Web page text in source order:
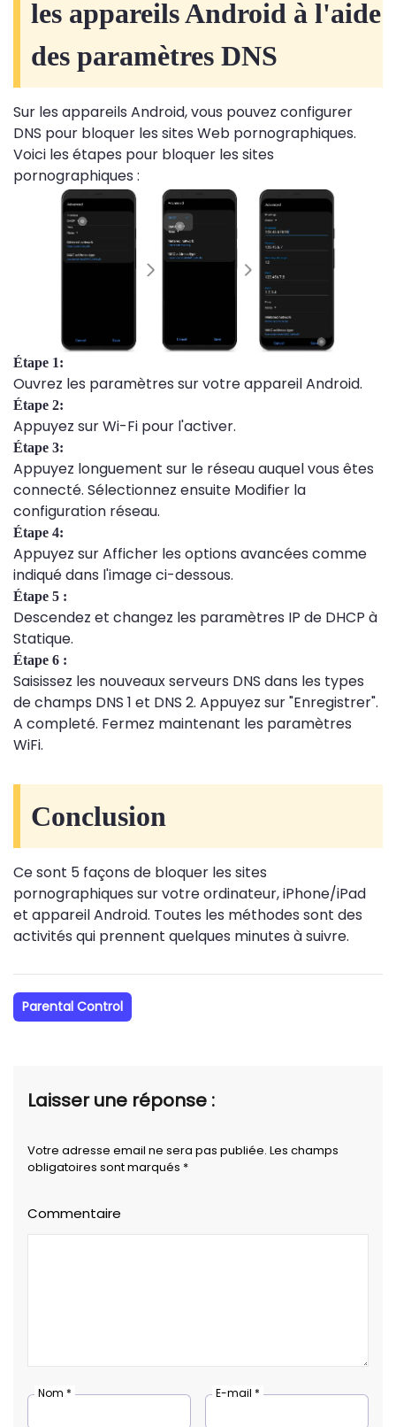
les appareils Android à l'aide
des paramètres DNS
Sur les appareils Android, vous pouvez configurer
DNS pour bloquer les sites Web pornographiques.
Voici les étapes pour bloquer les sites
pornographiques :
Étape 1:
Ouvrez les paramètres sur votre appareil Android.
Étape 2:
Appuyez sur Wi-Fi pour l'activer.
Étape 3:
Appuyez longuement sur le réseau auquel vous êtes
connecté. Sélectionnez ensuite Modifier la
configuration réseau.
Étape 4:
Appuyez sur Afficher les options avancées comme
indiqué dans l'image ci-dessous.
Étape 5 :
Descendez et changez les paramètres IP de DHCP à
Statique.
Étape 6 :
Saisissez les nouveaux serveurs DNS dans les types
de champs DNS 1 et DNS 2. Appuyez sur "Enregistrer".
A completé. Fermez maintenant les paramètres
WiFi.
Conclusion
Ce sont 5 façons de bloquer les sites
pornographiques sur votre ordinateur, iPhone/iPad
et appareil Android. Toutes les méthodes sont des
activités qui prennent quelques minutes à suivre.
Parental Control
Laisser une réponse :
Votre adresse email ne sera pas publiée. Les champs
obligatoires sont marqués *
Commentaire
Nom * E-mail *